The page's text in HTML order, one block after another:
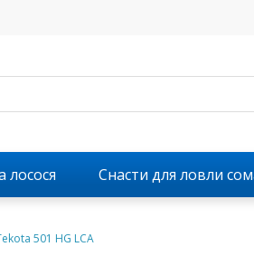
лосося Снасти для ловли
501 HG LCA